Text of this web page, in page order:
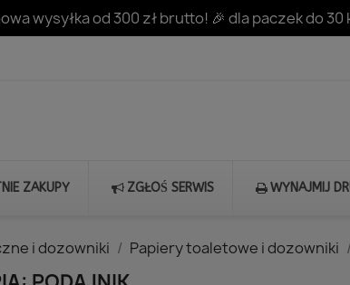
wysyłka od 300 zł brutto! 🎉 dla paczek do 30
ZAKUPY ZGŁOŚ SERWIS WYNAJMIJ
i dozowniki Papiery toaletowe i dozowniki